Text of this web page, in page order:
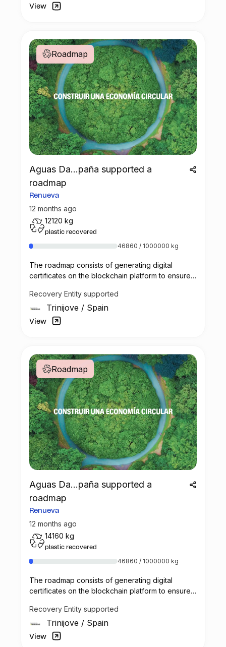
View
Roadmap
Aguas Da...paña supported a
roadmap
Renueva
12 months ago
12120 kg
plastic recovered
46860 / 1000000 kg
The roadmap consists of generating digital
certificates on the blockchain platform to ensure
public access to Danone´s plastic recovery
Project called Renueva.
Recovery Entity supported
Trinijove / Spain
View
Roadmap
Aguas Da...paña supported a
roadmap
Renueva
12 months ago
14160 kg
plastic recovered
46860 / 1000000 kg
The roadmap consists of generating digital
certificates on the blockchain platform to ensure
public access to Danone´s plastic recovery
Project called Renueva.
Recovery Entity supported
Trinijove / Spain
View